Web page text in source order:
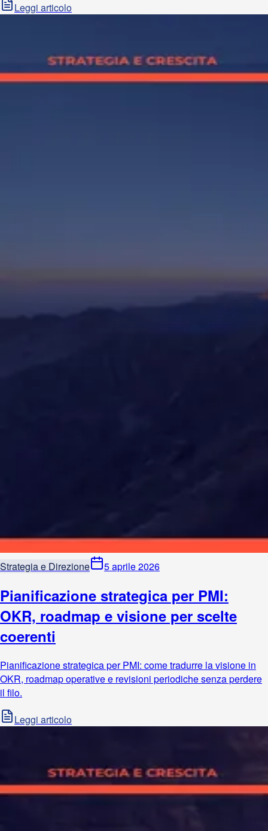
Leggi articolo
Strategia e Direzione 5 aprile 2026
Pianificazione strategica per PMI:
OKR, roadmap e visione per scelte
coerenti
Pianificazione strategica per PMI: come tradurre la visione in
OKR, roadmap operative e revisioni periodiche senza perdere
il filo.
Leggi articolo